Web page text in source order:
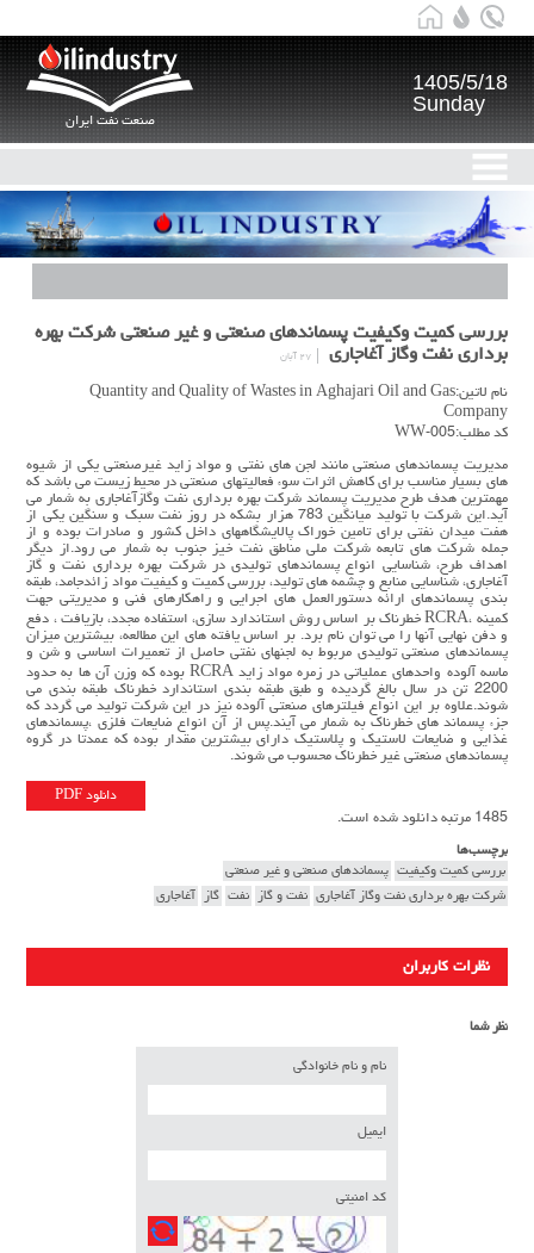
صنعت نفت ایران
1405/5/18
Sunday
بررسي كميت وكيفيت پسماندهاي صنعتي و غير صنعتي شركت بهره
برداري نفت وگاز آغاجاري
۲۷ آبان
نام لاتین:Quantity and Quality of Wastes in Aghajari Oil and Gas
Company
کد مطلب:WW-005
مديريت پسماندهاي صنعتي مانند لجن هاي نفتي و مواد زايد غيرصنعتي يكي از شيوه
هاي بسيار مناسب براي كاهش اثرات سوء فعاليتهاي صنعتي در محيط زيست مي باشد كه
مهمترين هدف طرح مديريت پسماند شركت بهره برداري نفت وگازآغاجاري به شمار مي
آيد.اين شركت با توليد ميانگين 783 هزار بشكه در روز نفت سبك و سنگين يكي از
هفت ميدان نفتي براي تامين خوراك پالايشگاههاي داخل كشور و صادرات بوده و از
جمله شركت هاي تابعه شركت ملي مناطق نفت خيز جنوب به شمار مي رود.از ديگر
اهداف طرح، شناسايي انواع پسماندهاي توليدي در شركت بهره برداري نفت و گاز
آغاجاري، شناسايي منابع و چشمه هاي توليد، بررسي كميت و كيفيت مواد زائدجامد، طبقه
بندي پسماندهاي ارائه دستورالعمل هاي اجرايي و راهكارهاي فني و مديريتي جهت
كمينه ،RCRA خطرناك بر اساس روش استاندارد سازي، استفاده مجدد، بازيافت ، دفع
و دفن نهايي آنها را مي توان نام برد. بر اساس يافته هاي اين مطالعه، بيشترين ميزان
پسماندهاي صنعتي توليدي مربوط به لجنهاي نفتي حاصل از تعميرات اساسي و شن و
ماسه آلوده واحدهاي عملياتي در زمره مواد زايد RCRA بوده كه وزن آن ها به حدود
2200 تن در سال بالغ گرديده و طبق طبقه بندي استاندارد خطرناك طبقه بندي مي
شوند.علاوه بر اين انواع فيلترهاي صنعتي آلوده نيز در اين شركت توليد مي گردد كه
جزء پسماند هاي خطرناك به شمار مي آيند.پس از آن انواع ضايعات فلزي ،پسماندهاي
غذايي و ضايعات لاستيك و پلاستيك داراي بيشترين مقدار بوده كه عمدتا در گروه
پسماندهاي صنعتي غير خطرناك محسوب مي شوند.
دانلود PDF
1485 مرتبه دانلود شده است.
برچسب‌ها
بررسي كميت وكيفيت پسماندهاي صنعتي و غير صنعتي
شركت بهره برداري نفت وگاز آغاجاري نفت و گاز نفت گاز آغاجاری
نظرات کاربران
نظر شما
نام و نام خانوادگی
ایمیل
کد امنیتی